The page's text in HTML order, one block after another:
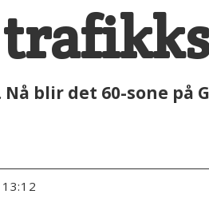
blir det 60-sone på
13:12